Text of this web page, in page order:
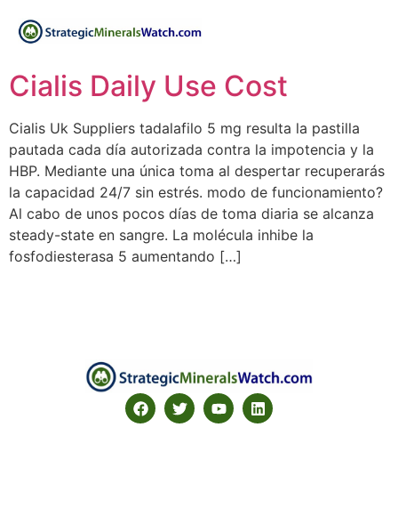
Cialis Daily Use Cost
Cialis Uk Suppliers tadalafilo 5 mg resulta la pastilla
pautada cada día autorizada contra la impotencia y la
HBP. Mediante una única toma al despertar recuperarás
la capacidad 24/7 sin estrés. modo de funcionamiento?
Al cabo de unos pocos días de toma diaria se alcanza
steady-state en sangre. La molécula inhibe la
fosfodiesterasa 5 aumentando […]